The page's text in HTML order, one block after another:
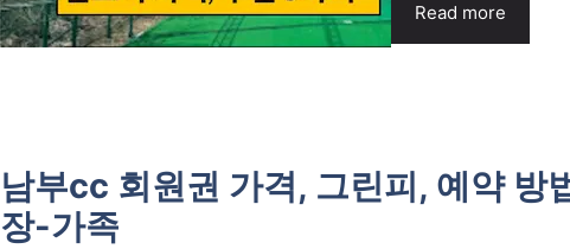
Read more
남부cc 회원권 가격, 그린피, 예약 방
장-가족